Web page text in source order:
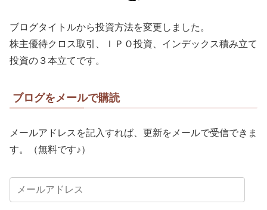
ブログタイトルから投資方法を変更しました。
株主優待クロス取引、ＩＰＯ投資、インデックス積み立て
投資の３本立てです。
ブログをメールで購読
メールアドレスを記入すれば、更新をメールで受信できま
す。（無料です♪）